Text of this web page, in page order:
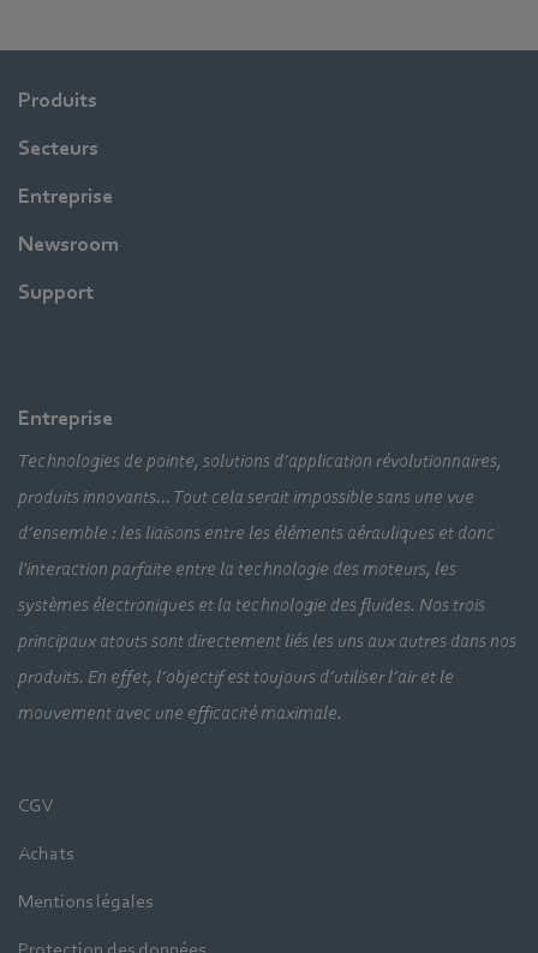
Produits
Secteurs
Entreprise
Newsroom
Support
Entreprise
Technologies de pointe, solutions d’application révolutionnaires,
produits innovants… Tout cela serait impossible sans une vue
d’ensemble : les liaisons entre les éléments aérauliques et donc
l'interaction parfaite entre la technologie des moteurs, les
systèmes électroniques et la technologie des fluides. Nos trois
principaux atouts sont directement liés les uns aux autres dans nos
produits. En effet, l’objectif est toujours d’utiliser l’air et le
mouvement avec une efficacité maximale.
CGV
Achats
Mentions légales